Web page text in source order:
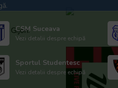
CSM Suceava
Vezi detalii despre echipă
Sportul Studentesc
Vezi detalii despre echipă
Gijon.